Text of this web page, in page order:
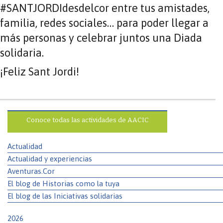
#SANTJORDIdesdelcor entre tus amistades,
familia, redes sociales… para poder llegar a
más personas y celebrar juntos una Diada
solidaria.
¡Feliz Sant Jordi!
Conoce todas las actividades de AACIC
Actualidad
Actualidad y experiencias
Aventuras.Cor
El blog de Historias como la tuya
El blog de las Iniciativas solidarias
2026